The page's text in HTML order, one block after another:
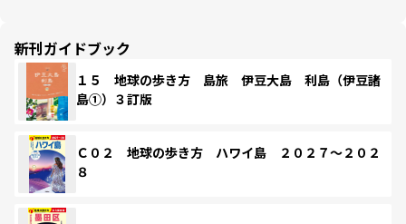
新刊ガイドブック
１５ 地球の歩き方 島旅 伊豆大島 利島（伊豆諸
島①）３訂版
Ｃ０２ 地球の歩き方 ハワイ島 ２０２７～２０２
８